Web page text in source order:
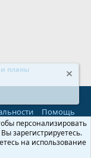
планы
Помощь
Ltd.
персонализировать
зарегистрируетесь.
на использование